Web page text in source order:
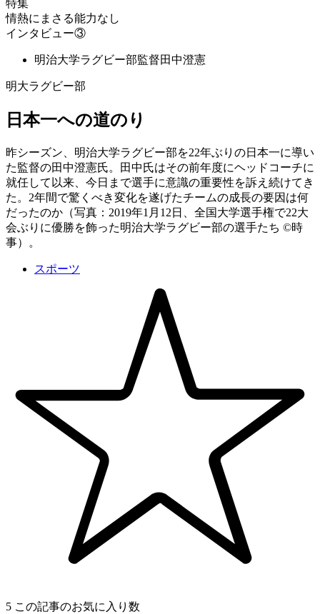
特集
情熱にまさる能力なし
インタビュー③
明治大学ラグビー部監督田中澄憲
明大ラグビー部
日本一への道のり
昨シーズン、明治大学ラグビー部を22年ぶりの日本一に導い
た監督の田中澄憲氏。田中氏はその前年度にヘッドコーチに
就任して以来、今日まで選手に意識の重要性を訴え続けてき
た。2年間で驚くべき変化を遂げたチームの成長の要因は何
だったのか（写真：2019年1月12日、全国大学選手権で22大
会ぶりに優勝を飾った明治大学ラグビー部の選手たち ©時
事）。
スポーツ
5 この記事のお気に入り数